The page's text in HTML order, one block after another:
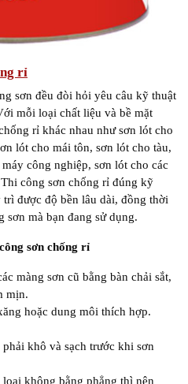
rỉ
sơn đều đòi hỏi yêu câu kỹ thuật
mỗi loại chất liệu và bề mặt
rỉ khác nhau như sơn lót cho
lót cho mái tôn, sơn lót cho tàu,
công nghiệp, sơn lót cho các
công sơn chống rỉ đúng kỹ
được độ bền lâu dài, đồng thời
sơn mà bạn đang sử dụng.
sơn chống rỉ
màng sơn cũ bằng bàn chải sắt,
mịn.
hoặc dung môi thích hợp.
khô và sạch trước khi sơn
không bằng phẳng thì nên